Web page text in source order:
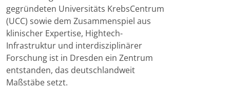
gegründeten Universitäts KrebsCentrum
(UCC) sowie dem Zusammenspiel aus
klinischer Expertise, Hightech-
Infrastruktur und interdisziplinärer
Forschung ist in Dresden ein Zentrum
entstanden, das deutschlandweit
Maßstäbe setzt.